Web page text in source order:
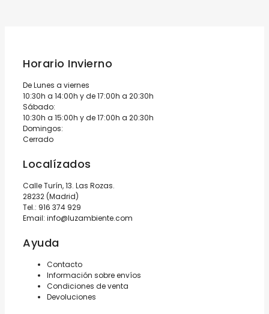
Horario Invierno
De Lunes a viernes
10:30h a 14:00h y de 17:00h a 20:30h
Sábado:
10:30h a 15:00h y de 17:00h a 20:30h
Domingos:
Cerrado
Localízados
Calle Turín, 13. Las Rozas.
28232 (Madrid)
Tel.: 916 374 929
Email: info@luzambiente.com
Ayuda
Contacto
Información sobre envíos
Condiciones de venta
Devoluciones